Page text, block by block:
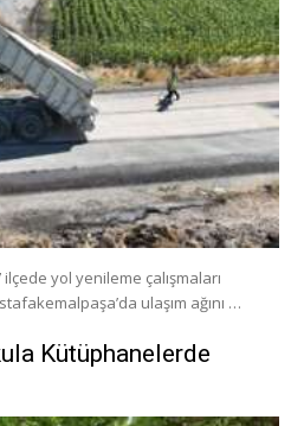
yol yenileme çalışmaları
ulaşım ağını …
Kütüphanelerde